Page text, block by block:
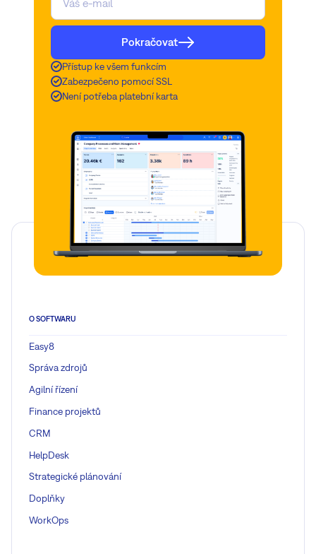
Pokračovat
Přístup ke všem funkcím
Zabezpečeno pomocí SSL
Není potřeba platební karta
O SOFTWARU
Easy8
Správa zdrojů
Agilní řízení
Finance projektů
CRM
HelpDesk
Strategické plánování
Doplňky
WorkOps